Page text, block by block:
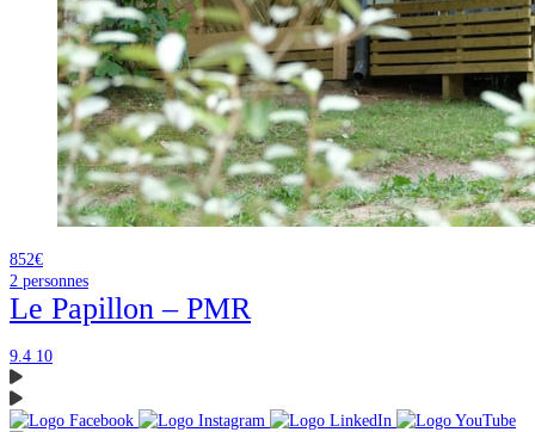
852€
2 personnes
Le Papillon – PMR
9.4 10